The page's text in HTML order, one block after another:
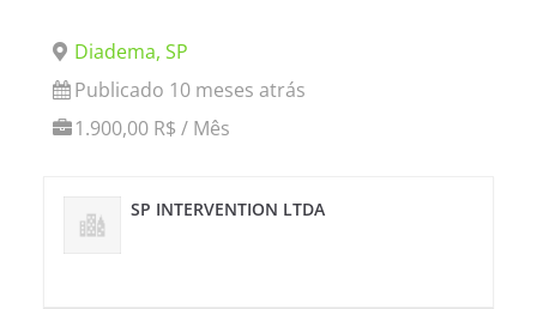
Diadema, SP
Publicado 10 meses atrás
1.900,00 R$ / Mês
SP INTERVENTION LTDA